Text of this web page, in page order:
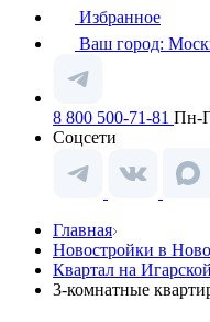
Избранное
Ваш город:
8 800 500-71-81 Пн-
Соцсети
Главная
Новостройки в
Квартал на
3-комнатные